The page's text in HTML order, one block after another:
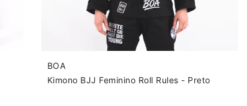
BOA
Kimono BJJ Feminino Roll Rules - Preto